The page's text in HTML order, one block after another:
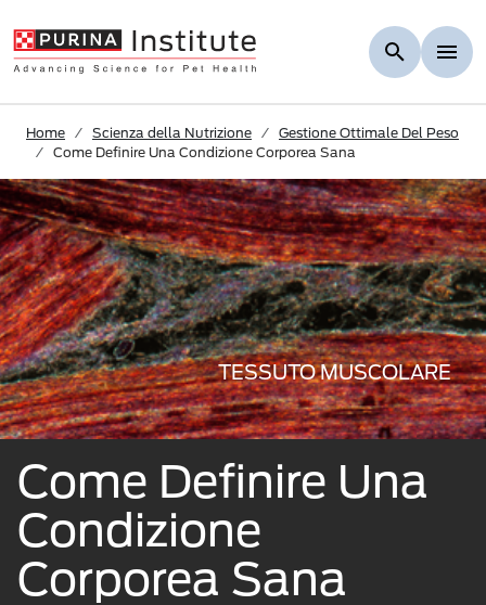
Home Scienza della Nutrizione
Gestione Ottimale Del Peso
Come Definire Una Condizione Corporea Sana
TESSUTO MUSCOLARE
Come Definire Una
Condizione
Corporea Sana